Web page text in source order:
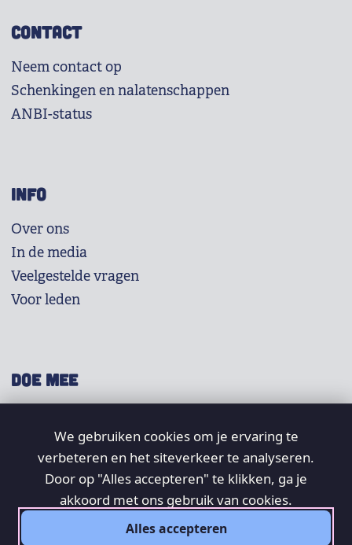
CONTACT
Neem contact op
Schenkingen en nalatenschappen
ANBI-status
INFO
Over ons
In de media
Veelgestelde vragen
Voor leden
DOE MEE
Doneer
Word lid
Vrijwilligers
We gebruiken cookies om je ervaring te
verbeteren en het siteverkeer te analyseren.
Door op "Alles accepteren" te klikken, ga je
akkoord met ons gebruik van cookies.
Alles accepteren